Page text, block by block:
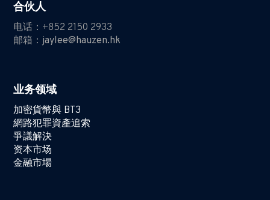
合伙人
电话： +852 2150 2933
邮箱：jaylee@hauzen.hk
业务领域
加密貨幣與 BT3
網路犯罪資產追索
爭議解決
资本市场
金融市場